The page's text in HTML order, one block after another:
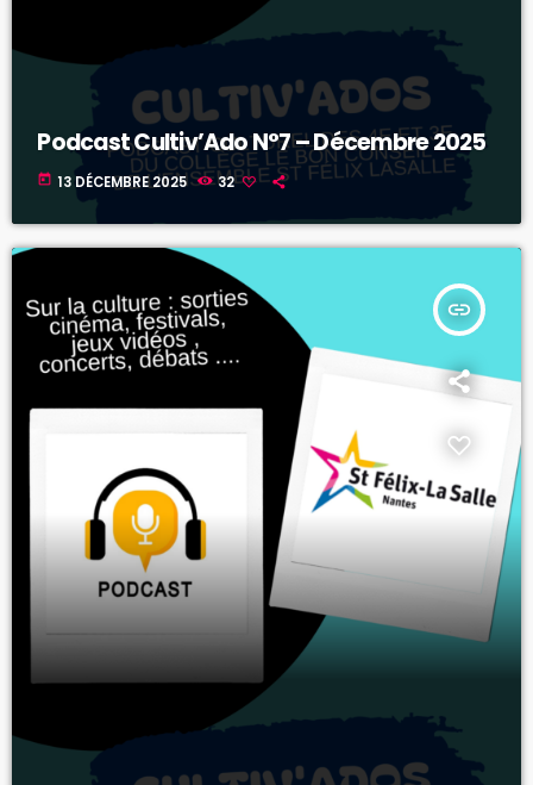
Podcast Cultiv’Ado N°7 – Décembre 2025
today 13 DÉCEMBRE 2025 32
insert_link